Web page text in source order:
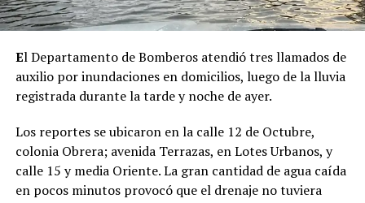
El Departamento de Bomberos atendió tres llamados de
auxilio por inundaciones en domicilios, luego de la lluvia
registrada durante la tarde y noche de ayer.
Los reportes se ubicaron en la calle 12 de Octubre,
colonia Obrera; avenida Terrazas, en Lotes Urbanos, y
calle 15 y media Oriente. La gran cantidad de agua caída
en pocos minutos provocó que el drenaje no tuviera